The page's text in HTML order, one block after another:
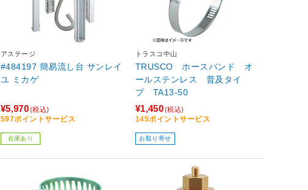
アステージ
#484197 簡易流し台 サンレイ
ユ ミカゲ
¥5,970(税込)
597ポイントサービス
在庫あり
トラスコ中山
TRUSCO ホースバンド オ
ールステンレス 普及タイ
プ TA13-50
¥1,450(税込)
145ポイントサービス
お取り寄せ